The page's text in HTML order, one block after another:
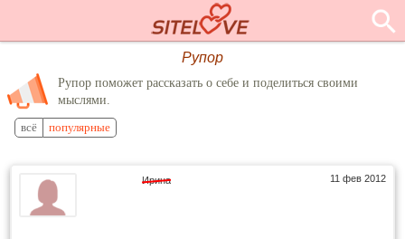
Рупор
Рупор поможет рассказать о себе и поделиться своими
мыслями.
всё популярные
11 фев 2012
Ирина